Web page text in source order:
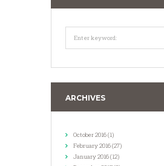
ARCHIVES
October2016(1)
February2016(27)
January2016(12)